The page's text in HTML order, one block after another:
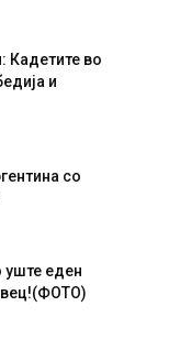
во
и
со
уште еден